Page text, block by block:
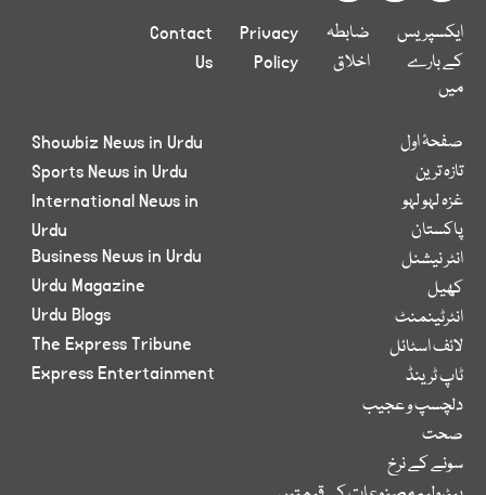
ایکسپریس
کے بارے
میں
ضابطہ
اخلاق
Privacy
Policy
Contact
Us
صفحۂ اول
تازہ ترین
غزہ لہو لہو
پاکستان
انٹر نیشنل
کھیل
انٹرٹینمنٹ
لائف اسٹائل
ٹاپ ٹرینڈ
دلچسپ و عجیب
صحت
سونے کے نرخ
Showbiz News in Urdu
Sports News in Urdu
International News in
Urdu
Business News in Urdu
Urdu Magazine
Urdu Blogs
The Express Tribune
Express Entertainment